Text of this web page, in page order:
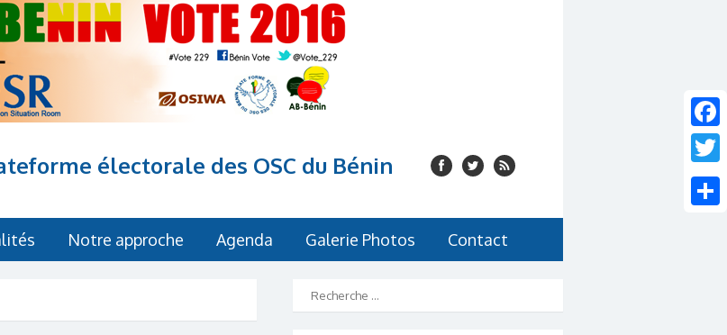
électorale des OSC du Bénin
Notre approche Agenda Galerie Photos Contact